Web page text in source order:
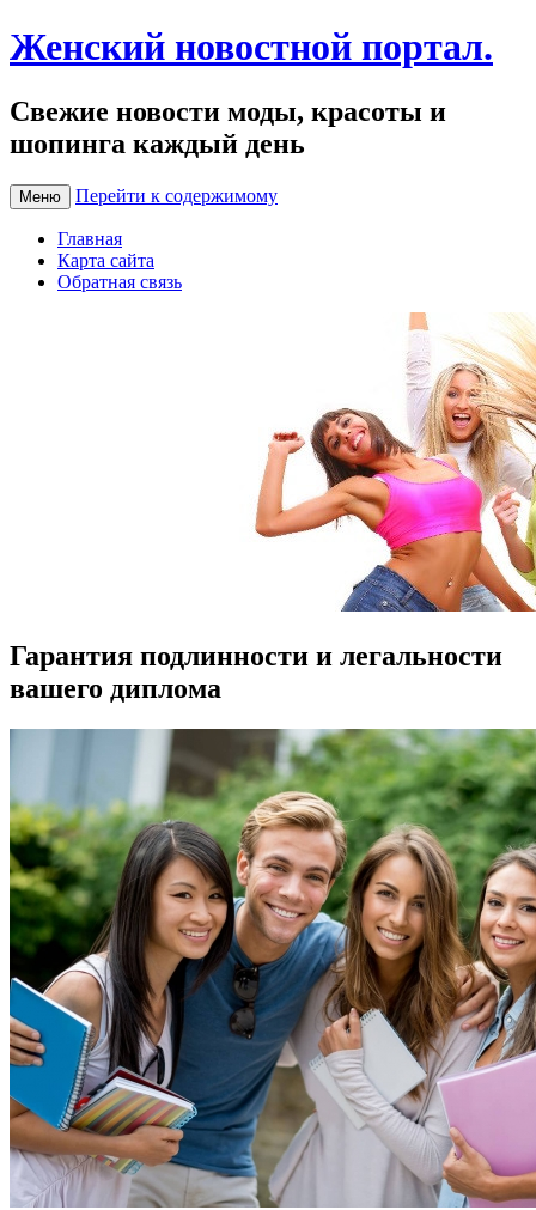
Женский новостной портал.
Свежие новости моды, красоты и
шопинга каждый день
Меню Перейти к содержимому
Главная
Карта сайта
Обратная связь
Гарантия подлинности и легальности
вашего диплома